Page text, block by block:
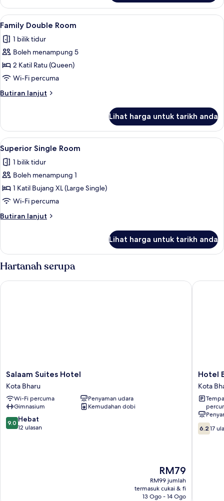
Room
Lihat
semua
foto
untuk
Family
Double
Room
Peralatan tempat tidur premium,
8
Family Double Room
1 bilik tidur
Boleh menampung 5
2 Katil Ratu (Queen)
Wi-Fi percuma
Butiran lanjut
Butiran
Double
Room
Lihat harga untuk tarikh anda
Lihat
semua
foto
untuk
Superior
Single
Room
Superior Single Room | Peralatan
5
Superior Single Room
1 bilik tidur
Boleh menampung 1
1 Katil Bujang XL (Large Single)
Wi-Fi percuma
Butiran lanjut
Butiran
Single
Room
Lihat harga untuk tarikh anda
Hartanah serupa
Salaam
Suites
Hotel
Kota
Bharu
Salaam Suites Hotel
Kota Bharu
Wi-Fi percuma
Penyaman udara
Gimnasium
Kemudahan dobi
9.0
daripada
9.0 Hebat
12 ulasan
Harga
ialah
RM79
RM79
RM99 jumlah
termasuk cukai & fi
13 Ogo - 14 Ogo
Salaam Suites Hotel
Hotel
Bintang
Indah
Kota
Bharu
Hotel
Kota
6.2
6.2 17
Hotel